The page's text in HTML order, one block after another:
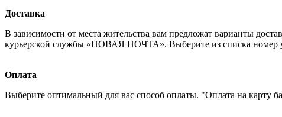
Доставка
В зависимости от места жительства вам предложат варианты
курьерской службы «НОВАЯ ПОЧТА». Выберите из списка номер
Оплата
Выберите оптимальный для вас способ оплаты. "Оплата на